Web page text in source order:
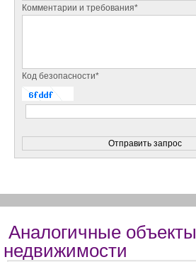
Комментарии и требования*
Код безопасности*
Аналогичные объекты
недвижимости